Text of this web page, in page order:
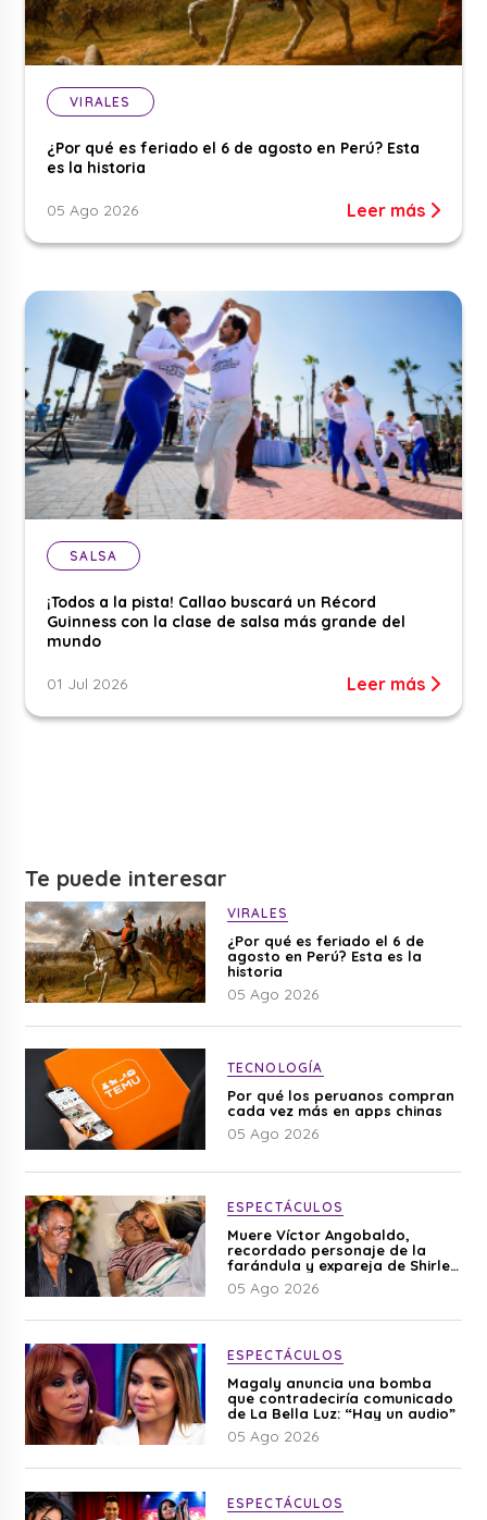
VIRALES
¿Por qué es feriado el 6 de agosto en Perú? Esta
es la historia
05 Ago 2026 Leer más
SALSA
¡Todos a la pista! Callao buscará un Récord
Guinness con la clase de salsa más grande del
mundo
01 Jul 2026 Leer más
Te puede interesar
VIRALES
¿Por qué es feriado el 6 de
agosto en Perú? Esta es la
historia
05 Ago 2026
TECNOLOGÍA
Por qué los peruanos compran
cada vez más en apps chinas
05 Ago 2026
ESPECTÁCULOS
Muere Víctor Angobaldo,
recordado personaje de la
farándula y expareja de Shirley
Cherres
05 Ago 2026
ESPECTÁCULOS
Magaly anuncia una bomba
que contradeciría comunicado
de La Bella Luz: “Hay un audio”
05 Ago 2026
ESPECTÁCULOS